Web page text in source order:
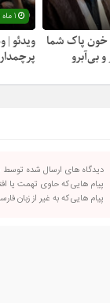
خون پاک شما
و بی‌آبرو
1 ماه قبل
ویدئو |
دیدگاه های ارسال شده
پیام هایی که حاوی تهمت یا
پیام هایی که به غیر از زبان